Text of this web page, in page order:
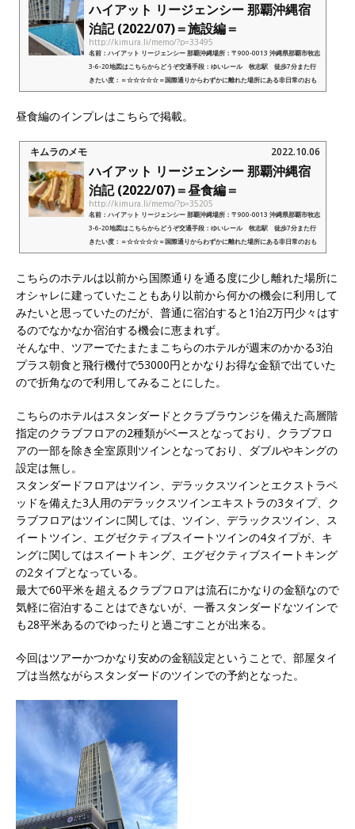
ハイアット リージェンシー 那覇沖縄宿
泊記 (2022/07)＝施設編＝
http://kimura.li/memo/?p=33495
名前：ハイアット リージェンシー 那覇沖縄場所：〒900-0013 沖縄県那覇市牧志
3-6-20地図はこちらからどうぞ交通手段：ゆいレール 牧志駅 徒歩7分また行
きたい度：＝☆☆☆☆☆＝国際通りからわずかに離れた場所にある非日常のおも
てなしを楽しめる那覇エリアでリゾート...
昼食編のインプレはこちらで掲載。
キムラのメモ 2022.10.06
ハイアット リージェンシー 那覇沖縄宿
泊記 (2022/07)＝昼食編＝
http://kimura.li/memo/?p=35205
名前：ハイアット リージェンシー 那覇沖縄場所：〒900-0013 沖縄県那覇市牧志
3-6-20地図はこちらからどうぞ交通手段：ゆいレール 牧志駅 徒歩7分また行
きたい度：＝☆☆☆☆☆＝国際通りからわずかに離れた場所にある非日常のおも
てなしを楽しめる那覇エリアでリゾート...
こちらのホテルは以前から国際通りを通る度に少し離れた場所に
オシャレに建っていたこともあり以前から何かの機会に利用して
みたいと思っていたのだが、普通に宿泊すると1泊2万円少々はす
るのでなかなか宿泊する機会に恵まれず。
そんな中、ツアーでたまたまこちらのホテルが週末のかかる3泊
プラス朝食と飛行機付で53000円とかなりお得な金額で出ていた
ので折角なので利用してみることにした。
こちらのホテルはスタンダードとクラブラウンジを備えた高層階
指定のクラブフロアの2種類がベースとなっており、クラブフロ
アの一部を除き全室原則ツインとなっており、ダブルやキングの
設定は無し。
スタンダードフロアはツイン、デラックスツインとエクストラベ
ッドを備えた3人用のデラックスツインエキストラの3タイプ、ク
ラブフロアはツインに関しては、ツイン、デラックスツイン、ス
イートツイン、エグゼクティブスイートツインの4タイプが、キ
ングに関してはスイートキング、エグゼクティブスイートキング
の2タイプとなっている。
最大で60平米を超えるクラブフロアは流石にかなりの金額なので
気軽に宿泊することはできないが、一番スタンダードなツインで
も28平米あるのでゆったりと過ごすことが出来る。
今回はツアーかつかなり安めの金額設定ということで、部屋タイ
プは当然ながらスタンダードのツインでの予約となった。